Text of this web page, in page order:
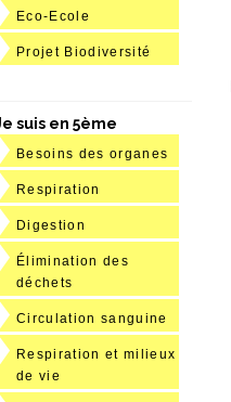
Eco-Ecole
Projet Biodiversité
suis en 5ème
Besoins des organes
Respiration
Digestion
Élimination des
déchets
Circulation sanguine
Respiration et milieux
de vie